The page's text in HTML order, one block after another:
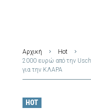
Αρχική
Hot
2000 ευρώ από την
για την ΚΛΑΡΑ
HOT